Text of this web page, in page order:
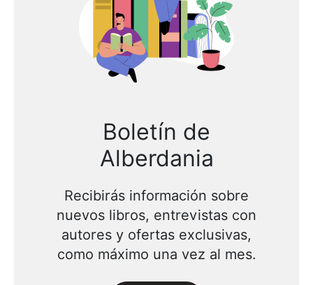
Boletín de
Alberdania
Recibirás información sobre
nuevos libros, entrevistas con
autores y ofertas exclusivas,
como máximo una vez al mes.